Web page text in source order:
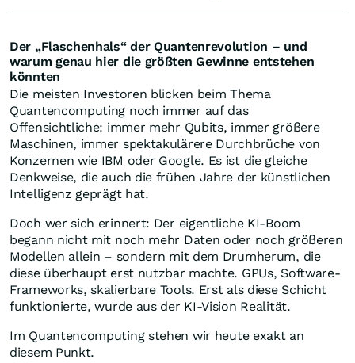
Der „Flaschenhals“ der Quantenrevolution – und
warum genau hier die größten Gewinne entstehen
könnten
Die meisten Investoren blicken beim Thema
Quantencomputing noch immer auf das
Offensichtliche: immer mehr Qubits, immer größere
Maschinen, immer spektakulärere Durchbrüche von
Konzernen wie IBM oder Google. Es ist die gleiche
Denkweise, die auch die frühen Jahre der künstlichen
Intelligenz geprägt hat.
Doch wer sich erinnert: Der eigentliche KI-Boom
begann nicht mit noch mehr Daten oder noch größeren
Modellen allein – sondern mit dem Drumherum, die
diese überhaupt erst nutzbar machte. GPUs, Software-
Frameworks, skalierbare Tools. Erst als diese Schicht
funktionierte, wurde aus der KI-Vision Realität.
Im Quantencomputing stehen wir heute exakt an
diesem Punkt.